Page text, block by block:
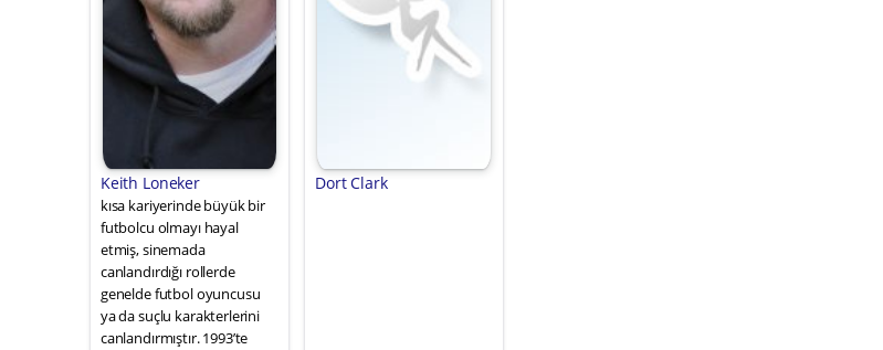
Keith Loneker
kısa kariyerinde büyük bir
futbolcu olmayı hayal
etmiş, sinemada
canlandırdığı rollerde
genelde futbol oyuncusu
ya da suçlu karakterlerini
canlandırmıştır. 1993’te
Dort Clark